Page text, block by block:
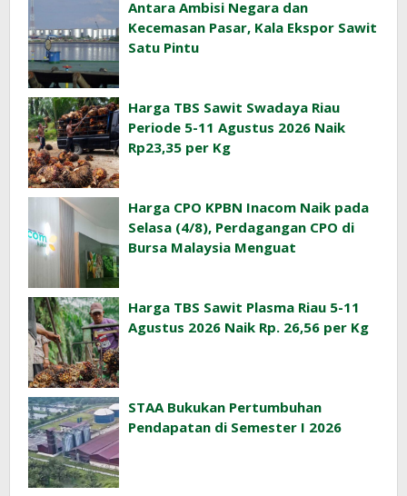
Antara Ambisi Negara dan
Kecemasan Pasar, Kala Ekspor Sawit
Satu Pintu
Harga TBS Sawit Swadaya Riau
Periode 5-11 Agustus 2026 Naik
Rp23,35 per Kg
Harga CPO KPBN Inacom Naik pada
Selasa (4/8), Perdagangan CPO di
Bursa Malaysia Menguat
Harga TBS Sawit Plasma Riau 5-11
Agustus 2026 Naik Rp. 26,56 per Kg
STAA Bukukan Pertumbuhan
Pendapatan di Semester I 2026